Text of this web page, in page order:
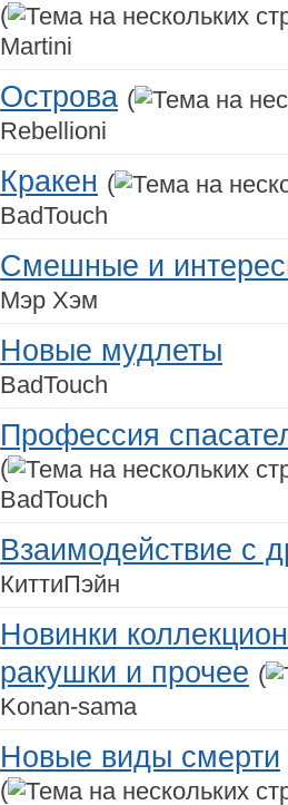
(
Martini
Острова (
Rebellioni
Кракен (
BadTouch
Смешные и
Мэр Хэм
Новые мудлеты
BadTouch
Профессия
(
BadTouch
Взаимодействие с
КиттиПэйн
Новинки
ракушки и прочее (
Konan-sama
Новые виды смерти
(